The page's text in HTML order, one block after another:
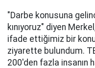
"Darbe konusuna
kınıyoruz" diyen
ifade ettiğimiz bir
ziyarette bulundum.
200'den fazla insanın